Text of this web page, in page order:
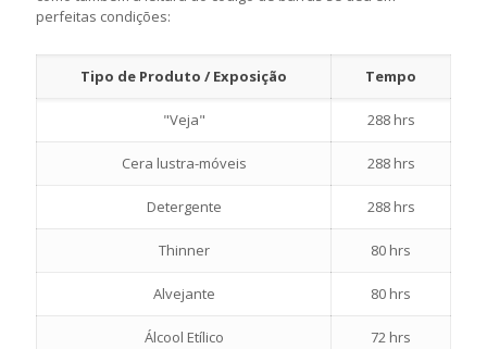
perfeitas condições:
Tipo de Produto / Exposição Tempo
"Veja" 288 hrs
Cera lustra-móveis 288 hrs
Detergente 288 hrs
Thinner 80 hrs
Alvejante 80 hrs
Álcool Etílico 72 hrs